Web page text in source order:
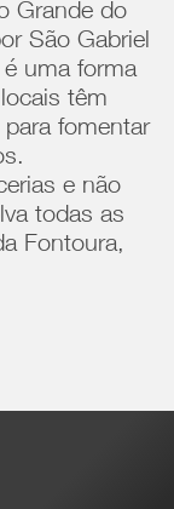
Grande do
São Gabriel
uma forma
têm
fomentar
e não
todas as
Fontoura,